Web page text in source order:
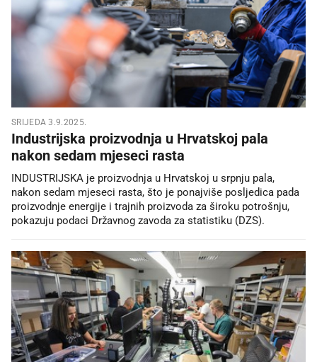
SRIJEDA 3.9.2025.
Industrijska proizvodnja u Hrvatskoj pala
nakon sedam mjeseci rasta
INDUSTRIJSKA je proizvodnja u Hrvatskoj u srpnju pala,
nakon sedam mjeseci rasta, što je ponajviše posljedica pada
proizvodnje energije i trajnih proizvoda za široku potrošnju,
pokazuju podaci Državnog zavoda za statistiku (DZS).